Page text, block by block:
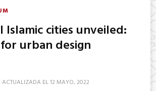
Islamic cities unveiled:
urban design
ACTUALIZADA EL12 MAYO, 2022